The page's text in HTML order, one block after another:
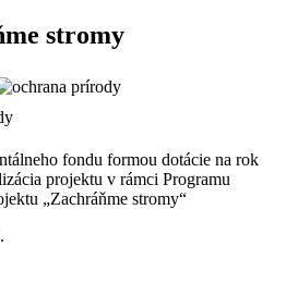
stromy
fondu formou dotácie na rok
projektu v rámci Programu
„Zachráňme stromy“